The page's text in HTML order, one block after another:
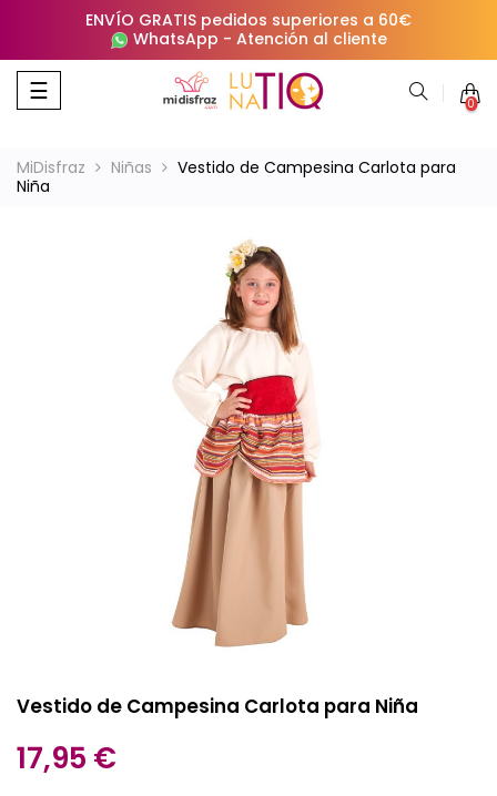
ENVÍO GRATIS pedidos superiores a 60€
WhatsApp - Atención al cliente
Navegación
de
☰ 0
MiDisfraz Niñas
Vestido de Campesina Carlota para
Niña
Vestido de Campesina Carlota para Niña
17,95 €